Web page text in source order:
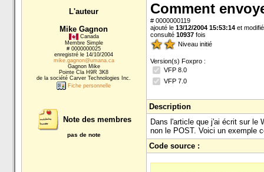
L'auteur
Mike Gagnon
Canada
Membre Simple
# 0000000025
enregistré le 14/10/2004
mike.gagnon@umana.ca
Gagnon Mike
Pointe Cla H9R 3K8
de la société Carver Technologies Inc.
Fiche personnelle
Note des membres
pas de note
Comment
# 0000000119
ajouté le 13/12/2004 15:53:14et
consulté 10937fois
Niveau initié
Version(s) Foxpro :
VFP 8.0
VFP 7.0
Description
Dans l'article que j'ai écrit sur le
non le POST. Voici un exemple
Code source :